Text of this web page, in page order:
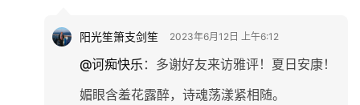
阳光笙箫支剑笙 2023年6月12日 上午6:12
@诃痴快乐 ： 多谢好友来访雅评！夏日安康！
媚眼含羞花露醉，诗魂荡漾紧相随。